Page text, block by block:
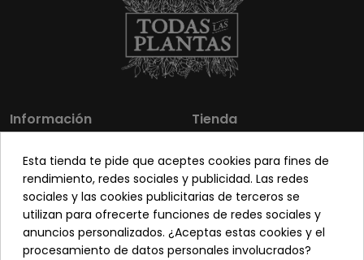
Información
Los más vendidos
Sobre nosotros
Pon tu planta guapa
Preguntas frecuentes
Tienda
Mi cuenta
Contacto
Envíos y Devoluciones
Venta a profesionales
Esta tienda te pide que aceptes cookies para fines de
rendimiento, redes sociales y publicidad. Las redes
sociales y las cookies publicitarias de terceros se
utilizan para ofrecerte funciones de redes sociales y
anuncios personalizados. ¿Aceptas estas cookies y el
procesamiento de datos personales involucrados?